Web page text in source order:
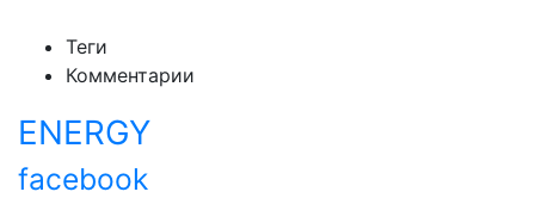
Теги
Комментарии
ENERGY
facebook